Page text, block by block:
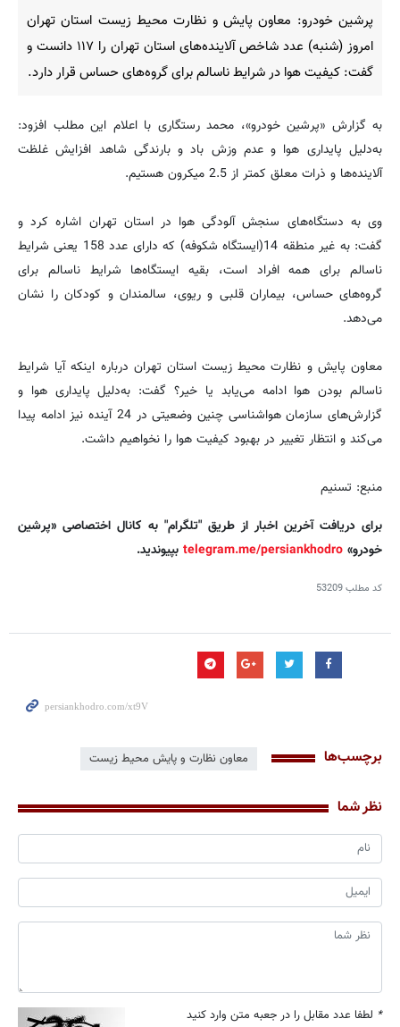
پرشین خودرو: معاون پایش و نظارت محیط زیست استان تهران
امروز (شنبه) عدد شاخص آلاینده‌های استان تهران را ۱۱۷ دانست و
گفت: کیفیت هوا در شرایط ناسالم برای گروه‌های حساس قرار دارد.
به گزارش «پرشین خودرو»، محمد رستگاری با اعلام این مطلب افزود:
به‌دلیل پایداری هوا و عدم وزش باد و بارندگی شاهد افزایش غلظت
آلاینده‌ها و ذرات معلق کمتر از 2.5 میکرون هستیم.
وی به دستگا‌ه‌های سنجش آلودگی هوا در استان تهران اشاره کرد و
گفت: به غیر منطقه 14(ایستگاه شکوفه) که دارای عدد 158 یعنی شرایط
ناسالم برای همه افراد است، بقیه ایستگاه‌ها شرایط ناسالم برای
گروه‌های حساس، بیماران قلبی و ریوی، سالمندان و کودکان را نشان
می‌دهد.
معاون پایش و نظارت محیط زیست استان تهران درباره اینکه آیا شرایط
ناسالم بودن هوا ادامه می‌یابد یا خیر؟ گفت: به‌دلیل پایداری هوا و
گزارش‌های سازمان هواشناسی چنین وضعیتی در 24 آینده نیز ادامه پیدا
می‌کند و انتظار تغییر در بهبود کیفیت هوا را نخواهیم داشت.
منبع: تسنیم
برای دریافت آخرین اخبار از طریق "تلگرام" به کانال اختصاصی «پرشین
خودرو» telegram.me/persiankhodro بپیوندید.
کد مطلب53209
برچسب‌ها معاون نظارت و پایش محیط زیست
نظر شما
* لطفا عدد مقابل را در جعبه متن وارد کنید